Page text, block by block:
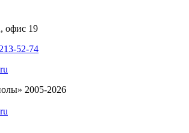
офис 19
213-52-74
2005-2026